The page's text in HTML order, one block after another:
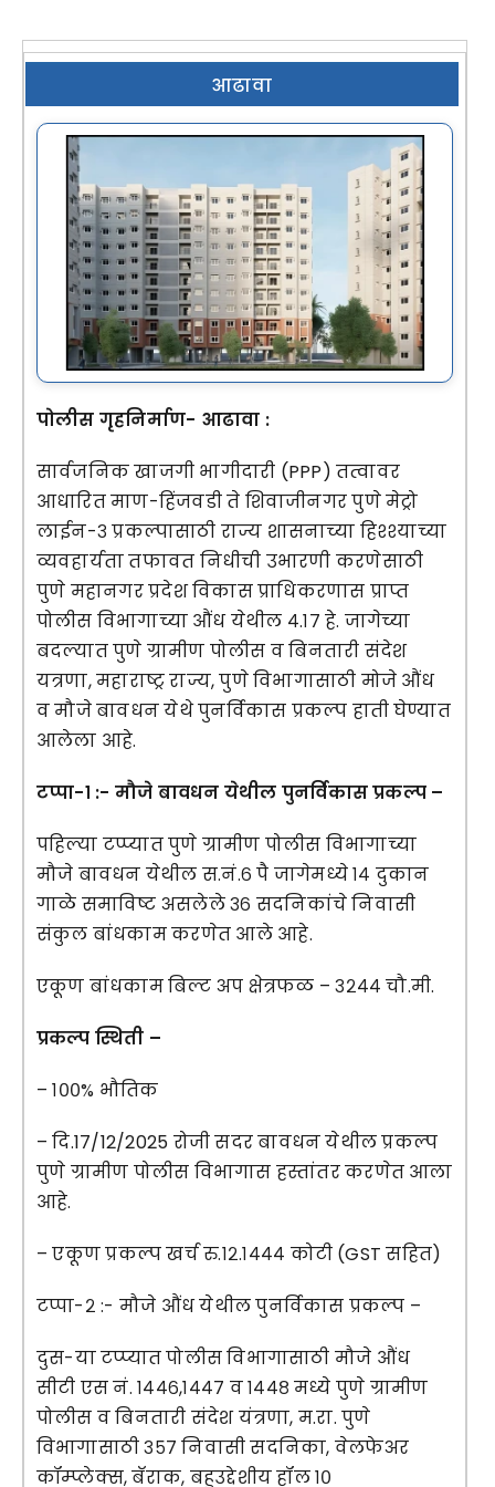
माहिती अधिकार
आरटीएस
मीडिया सेंटर
निविदा
संपर्क
नियोजन
जमीन आणि मालमत्ता
आढावा
पोलीस गृहनिर्माण- आढावा :
सार्वजनिक खाजगी भागीदारी (PPP) तत्वावर
आधारित माण-हिंजवडी ते शिवाजीनगर पुणे मेट्रो
लाईन-३ प्रकल्पासाठी राज्य शासनाच्या हिश्श्याच्या
व्यवहार्यता तफावत निधीची उभारणी करणेसाठी
पुणे महानगर प्रदेश विकास प्राधिकरणास प्राप्त
पोलीस विभागाच्या औंध येथील ४.१७ हे. जागेच्या
बदल्यात पुणे ग्रामीण पोलीस व बिनतारी संदेश
यत्रणा, महाराष्ट्र राज्य, पुणे विभागासाठी मोजे औंध
व मौजे बावधन येथे पुनर्विकास प्रकल्प हाती घेण्यात
आलेला आहे.
टप्पा-१ :- मौजे बावधन येथील पुनर्विकास प्रकल्प –
पहिल्या टप्प्यात पुणे ग्रामीण पोलीस विभागाच्या
मौजे बावधन येथील स.नं.६ पै जागेमध्ये १४ दुकान
गाळे समाविष्ट असलेले ३६ सदनिकांचे निवासी
संकुल बांधकाम करणेत आले आहे.
एकूण बांधकाम बिल्ट अप क्षेत्रफळ – ३२४४ चौ.मी.
प्रकल्प स्थिती –
– १००% भौतिक
– दि.17/12/2025 रोजी सदर बावधन येथील प्रकल्प
पुणे ग्रामीण पोलीस विभागास हस्तांतर करणेत आला
आहे.
– एकूण प्रकल्प खर्च रु.१२.१४४४ कोटी (GST सहित)
टप्पा-२ :- मौजे औंध येथील पुनर्विकास प्रकल्प –
दुस-या टप्प्यात पोलीस विभागासाठी मौजे औंध
सीटी एस नं. १४४६,१४४७ व १४४८ मध्ये पुणे ग्रामीण
पोलीस व बिनतारी संदेश यंत्रणा, म.रा. पुणे
विभागासाठी ३५७ निवासी सद‌निका, वेलफेअर
कॉम्प्लेक्स, बॅराक, बहुउद्देशीय हॉल १०